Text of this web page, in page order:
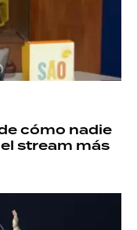
cómo nadie
stream más